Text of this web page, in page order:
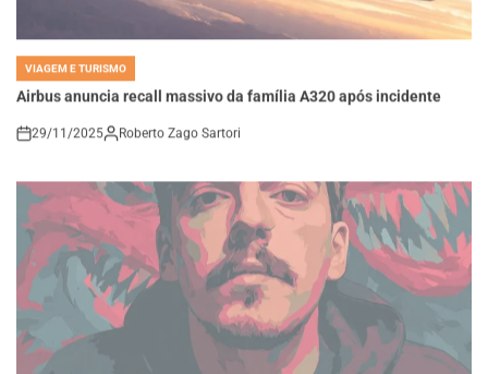
VIAGEM E TURISMO
Airbus anuncia recall massivo da família A320 após incidente
29/11/2025 Roberto Zago Sartori
POSTED
VIAGEM E TURISMO